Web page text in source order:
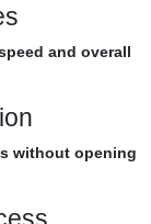
and overall
without opening